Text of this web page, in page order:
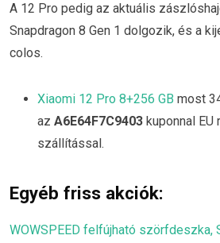
A 12 Pro pedig az aktuális
Snapdragon 8 Gen 1 dolgozik, és a
colos.
Xiaomi 12 Pro 8+256 GB most
az A6E64F7C9403 kuponnal EU
szállítással.
Egyéb friss akciók:
WOWSPEED felfújható szörfdeszka,